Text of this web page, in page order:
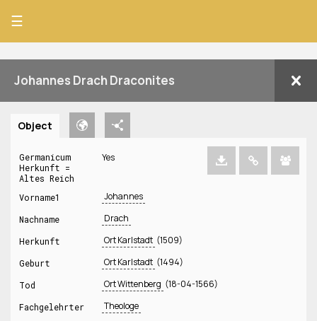
☰
Johannes Drach Draconites
Object
Germanicum
Herkunft =
Altes Reich
Yes
Vorname1 Johannes
Nachname Drach
Herkunft Ort Karlstadt (1509)
Geburt Ort Karlstadt (1494)
Tod Ort Wittenberg (18-04-1566)
Fachgelehrter Theologe